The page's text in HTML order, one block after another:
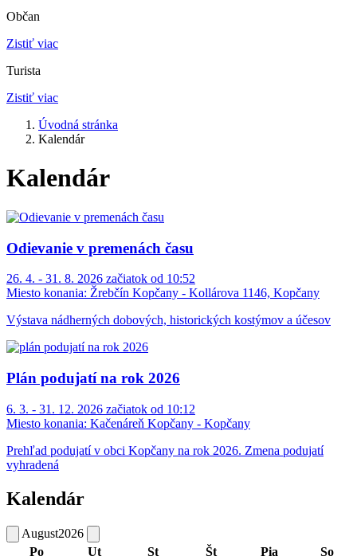
Občan
Zistiť viac
Turista
Zistiť viac
Úvodná stránka
Kalendár
Kalendár
Odievanie v premenách času
26. 4. - 31. 8. 2026 začiatok od 10:52
Miesto konania: Žrebčín Kopčany - Kollárova 1146, Kopčany
Výstava nádherných dobových, historických kostýmov a účesov
Plán podujatí na rok 2026
6. 3. - 31. 12. 2026 začiatok od 10:12
Miesto konania: Kačenáreň Kopčany - Kopčany
Prehľad podujatí v obci Kopčany na rok 2026. Zmena podujatí
vyhradená
Kalendár
August2026
Po
Ut St Št Pia
So